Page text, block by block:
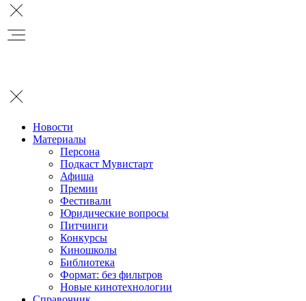
Новости
Материалы
Персона
Подкаст Мувистарт
Афиша
Премии
Фестивали
Юридические вопросы
Питчинги
Конкурсы
Киношколы
Библиотека
Формат: без фильтров
Новые кинотехнологии